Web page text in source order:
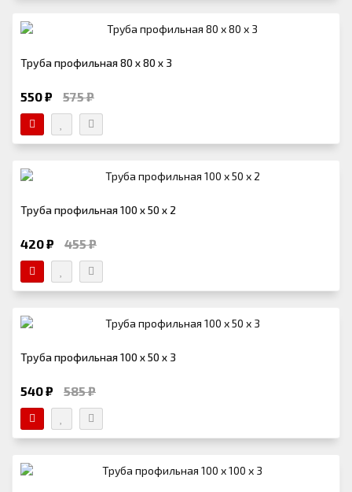
Труба профильная 80 х 80 х 3
550 ₽ 575 ₽
Труба профильная 100 х 50 х 2
420 ₽ 455 ₽
Труба профильная 100 х 50 х 3
540 ₽ 585 ₽